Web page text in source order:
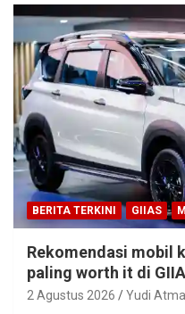
BERITA TERKINI GIIAS
Rekomendasi mobil
paling worth it di
2 Agustus 2026 Yudi